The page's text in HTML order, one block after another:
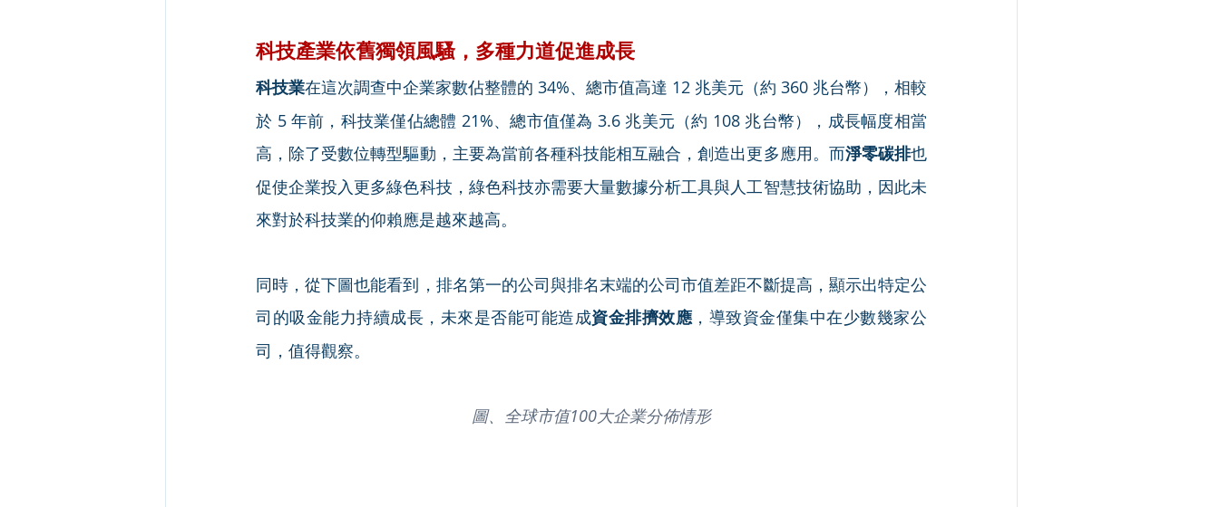
科技產業依舊獨領風騷，多種力道促進成長
科技業在這次調查中企業家數佔整體的 34%、總市值高達 12 兆美元（約 360 兆台幣），相較
於 5 年前，科技業僅佔總體 21%、總市值僅為 3.6 兆美元（約 108 兆台幣），成長幅度相當
高，除了受數位轉型驅動，主要為當前各種科技能相互融合，創造出更多應用。而淨零碳排也
促使企業投入更多綠色科技，綠色科技亦需要大量數據分析工具與人工智慧技術協助，因此未
來對於科技業的仰賴應是越來越高。
同時，從下圖也能看到，排名第一的公司與排名末端的公司市值差距不斷提高，顯示出特定公
司的吸金能力持續成長，未來是否能可能造成資金排擠效應 ，導致資金僅集中在少數幾家公
司，值得觀察。
圖、全球市值100大企業分佈情形